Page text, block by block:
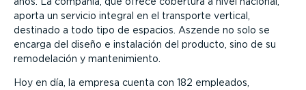
aporta un servicio integral en el transporte vertical,
destinado a todo tipo de espacios. Aszende no solo se
encarga del diseño e instalación del producto, sino de su
remodelación y mantenimiento.
Hoy en día, la empresa cuenta con 182 empleados,